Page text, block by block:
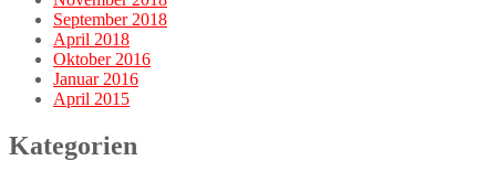
September 2018
April 2018
Oktober 2016
Januar 2016
April 2015
Kategorien